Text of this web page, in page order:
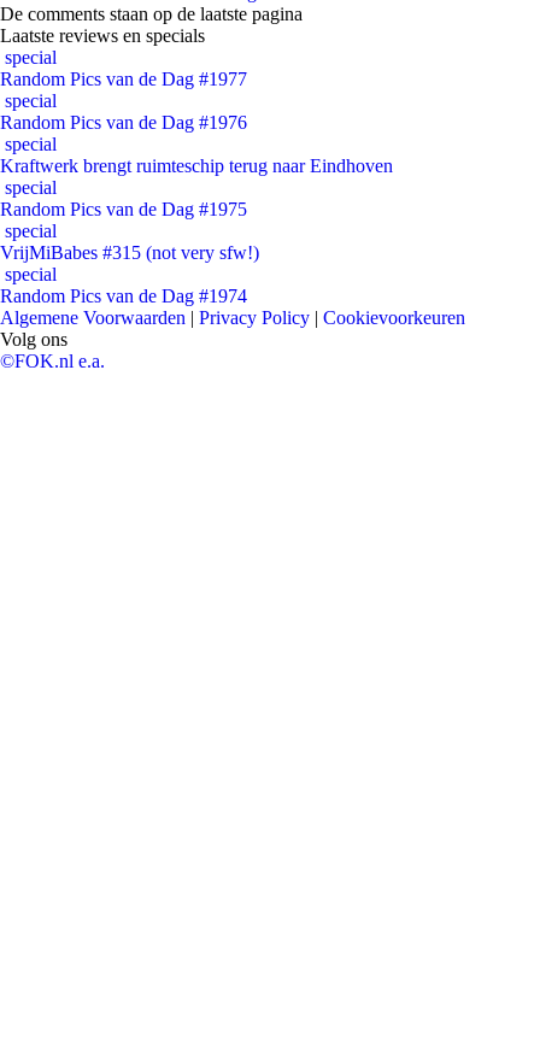
De comments staan op de laatste pagina
Laatste reviews en specials
special
Random Pics van de Dag #1977
special
Random Pics van de Dag #1976
special
Kraftwerk brengt ruimteschip terug naar Eindhoven
special
Random Pics van de Dag #1975
special
VrijMiBabes #315 (not very sfw!)
special
Random Pics van de Dag #1974
Algemene Voorwaarden | Privacy Policy | Cookievoorkeuren
Volg ons
©FOK.nl e.a.